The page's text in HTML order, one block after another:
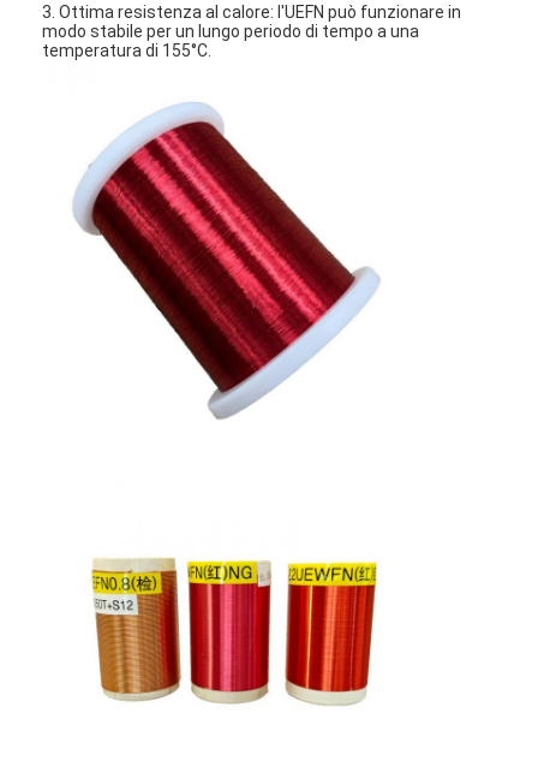
Casa.
Prodotti
3. Ottima resistenza al calore: l'UEFN può funzionare in
modo stabile per un lungo periodo di tempo a una
temperatura di 155°C.